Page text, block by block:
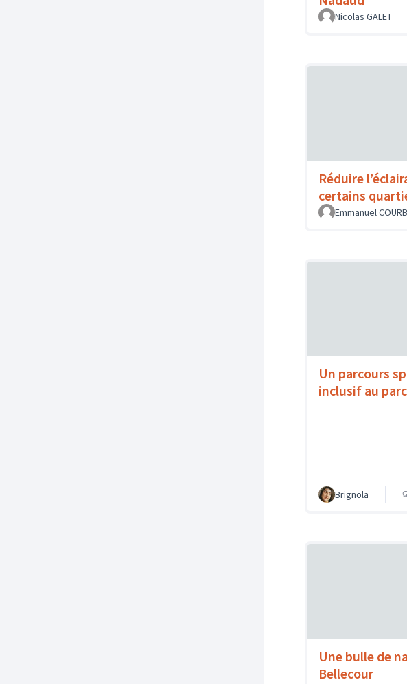
Nicolas GALET
Réduire
certains
Emmanuel
Un parcours
inclusif au
Brignola
Une bulle de
Bellecour